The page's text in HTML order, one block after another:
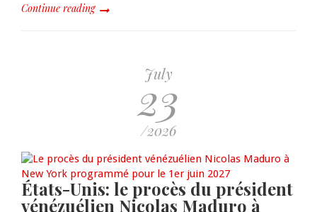
Continue reading
July
23
/2026
États-Unis: le procès du président
vénézuélien Nicolas Maduro à